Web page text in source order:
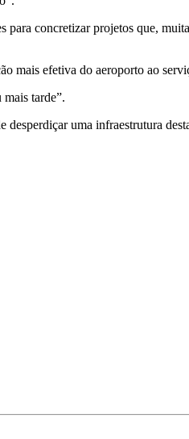
concretizar projetos que,
mais efetiva do aeroporto ao
tarde”.
uma infraestrutura